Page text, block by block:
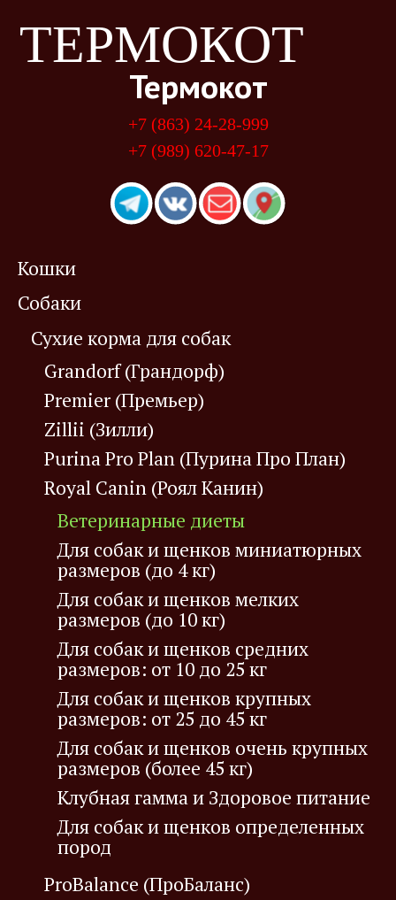
ТЕРМОКОТ
Термокот
+7 (863) 24-28-999
+7 (989) 620-47-17
Кошки
Собаки
Сухие корма для собак
Grandorf (Грандорф)
Premier (Премьер)
Zillii (Зилли)
Purina Pro Plan (Пурина Про План)
Royal Canin (Роял Канин)
Ветеринарные диеты
Для собак и щенков миниатюрных
размеров (до 4 кг)
Для собак и щенков мелких
размеров (до 10 кг)
Для собак и щенков средних
размеров: от 10 до 25 кг
Для собак и щенков крупных
размеров: от 25 до 45 кг
Для собак и щенков очень крупных
размеров (более 45 кг)
Клубная гамма и Здоровое питание
Для собак и щенков определенных
пород
ProBalance (ПроБаланс)